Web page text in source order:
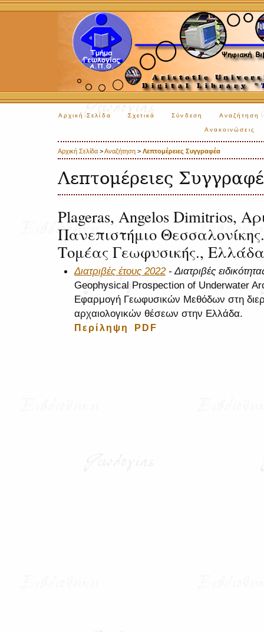
Αρχική Σελίδα Σχετικά Σύνδεση Αναζήτηση
Ανακοινώσεις
Αρχική Σελίδα >Αναζήτηση > Λεπτομέρειες Συγγραφέα
Λεπτομέρειες
Plageras, Angelos Dimitrios,
Πανεπιστήμιο
Τομέας Γεωφυσικής., Ελλάδα
Διατριβές έτους 2022- Διατριβές
Geophysical Prospection of Underwater
Εφαρμογή Γεωφυσικών Μεθόδων στη
αρχαιολογικών θέσεων στην Ελλάδα.
Περίληψη PDF